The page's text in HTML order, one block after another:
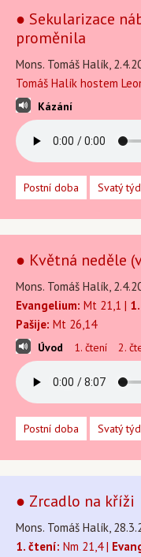
● Sekularizace
proměnila
Mons. Tomáš Halík,
Tomáš Halík hostem
Kázání
Postní doba Svatý
● Květná neděle
Mons. Tomáš Halík,
Evangelium: Mt 21,1 |
Pašije: Mt 26,14
Úvod 1. čtení 2.
Postní doba Svatý
● Zrcadlo na kříži
Mons. Tomáš Halík,
1. čtení: Nm 21,4 |